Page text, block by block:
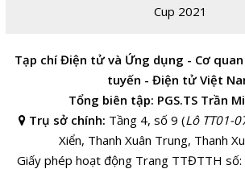
Cup 2021
Tạp chí Điện tử và Ứng dụng - Cơ
tuyến - Điện tử Việt
Tổng biên tập: PGS.TS Trần
Trụ sở chính: Tầng 4, số 9 (Lô TT01-
Xiển, Thanh Xuân Trung, Thanh
Giấy phép hoạt động Trang TTĐTTH